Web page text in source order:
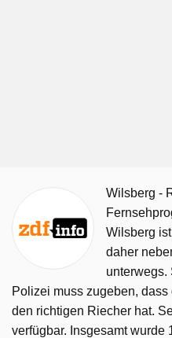
Wilsberg -
Wilsberg
daher
unterwegs.
Polizei muss zugeben,
den richtigen Riecher hat.
verfügbar. Insgesamt wurde